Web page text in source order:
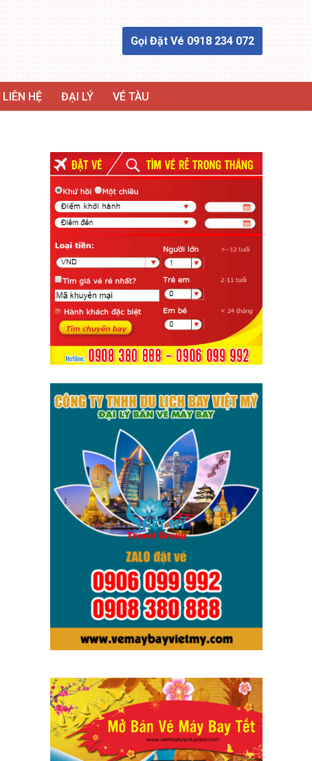
Gọi Đặt Vé 0918 234 072
LIÊN HỆ ĐẠI LÝ VÉ TÀU